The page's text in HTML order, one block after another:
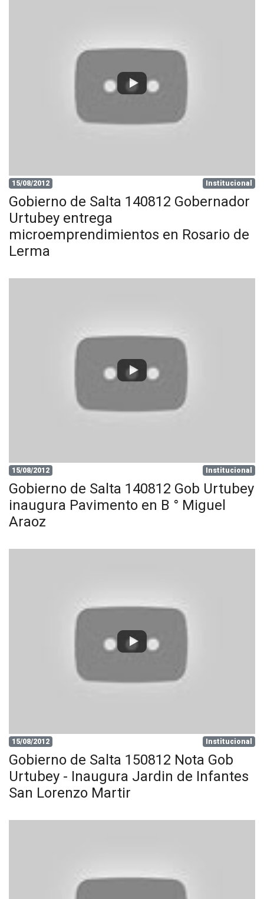
15/08/2012 Institucional
Gobierno de Salta 140812 Gobernador
Urtubey entrega
microemprendimientos en Rosario de
Lerma
15/08/2012 Institucional
Gobierno de Salta 140812 Gob Urtubey
inaugura Pavimento en B ° Miguel
Araoz
15/08/2012 Institucional
Gobierno de Salta 150812 Nota Gob
Urtubey - Inaugura Jardin de Infantes
San Lorenzo Martir